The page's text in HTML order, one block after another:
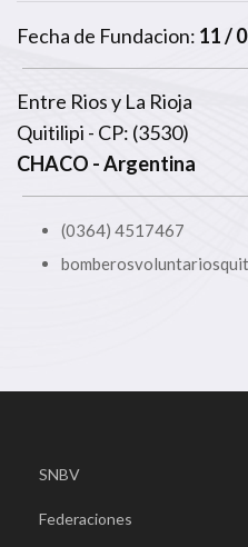
Fecha de Fundacion: 11 /
Entre Rios y La Rioja
Quitilipi - CP: (3530)
CHACO - Argentina
(0364) 4517467
SNBV
Federaciones